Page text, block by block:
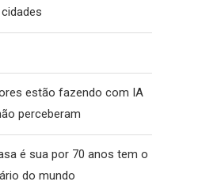
estão fazendo com IA
perceberam
é sua por 70 anos tem o
do mundo